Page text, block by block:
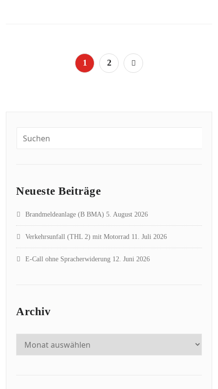
Seitennummerierung
1 2
Neueste Beiträge
Brandmeldeanlage (B BMA) 5. August 2026
Verkehrsunfall (THL 2) mit Motorrad 11. Juli 2026
E-Call ohne Spracherwiderung 12. Juni 2026
Archiv